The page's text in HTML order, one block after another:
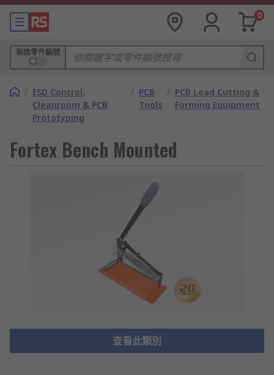
0
製造零件編號
/ ESD Control,
Cleanroom & PCB
Prototyping
/ PCB
Tools
/ PCB Lead Cutting &
Forming Equipment
Fortex Bench Mounted
查看此類別